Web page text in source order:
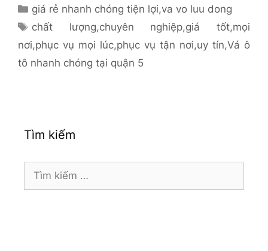
Danh
mục
giá rẻ nhanh chóng tiện lợi,va vo luu dong
Thẻ
chất lượng,chuyên nghiệp,giá tốt,mọi
nơi,phục vụ mọi lúc,phục vụ tận nơi,uy tín,Vá ô
tô nhanh chóng tại quận 5
Tìm kiếm
Tìm